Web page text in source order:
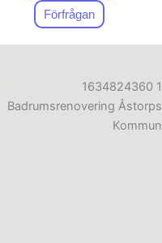
ett badrum är att utforma en
tydlig plan och samla tips
utseendet och
användbarheten. Kanske vill
du införa nya material eller
Förfrågan